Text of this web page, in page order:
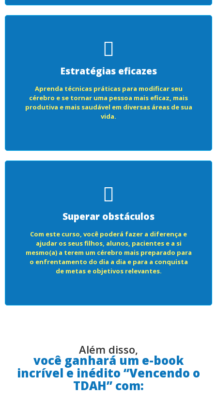
Estratégias eficazes
Aprenda técnicas práticas para modificar seu
cérebro e se tornar uma pessoa mais eficaz, mais
produtiva e mais saudável em diversas áreas de sua
vida.
Superar obstáculos
Com este curso, você poderá fazer a diferença e
ajudar os seus filhos, alunos, pacientes e a si
mesmo(a) a terem um cérebro mais preparado para
o enfrentamento do dia a dia e para a conquista
de metas e objetivos relevantes.
Além disso,
você ganhará um e-book
incrível e inédito “Vencendo o
TDAH” com: